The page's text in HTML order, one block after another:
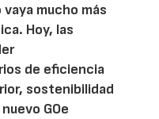
mucho más
Hoy, las
de eficiencia
sostenibilidad
GOe